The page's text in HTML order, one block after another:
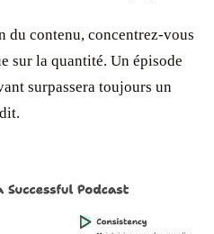
du contenu, concentrez-vous
sur la quantité. Un épisode
surpassera toujours un